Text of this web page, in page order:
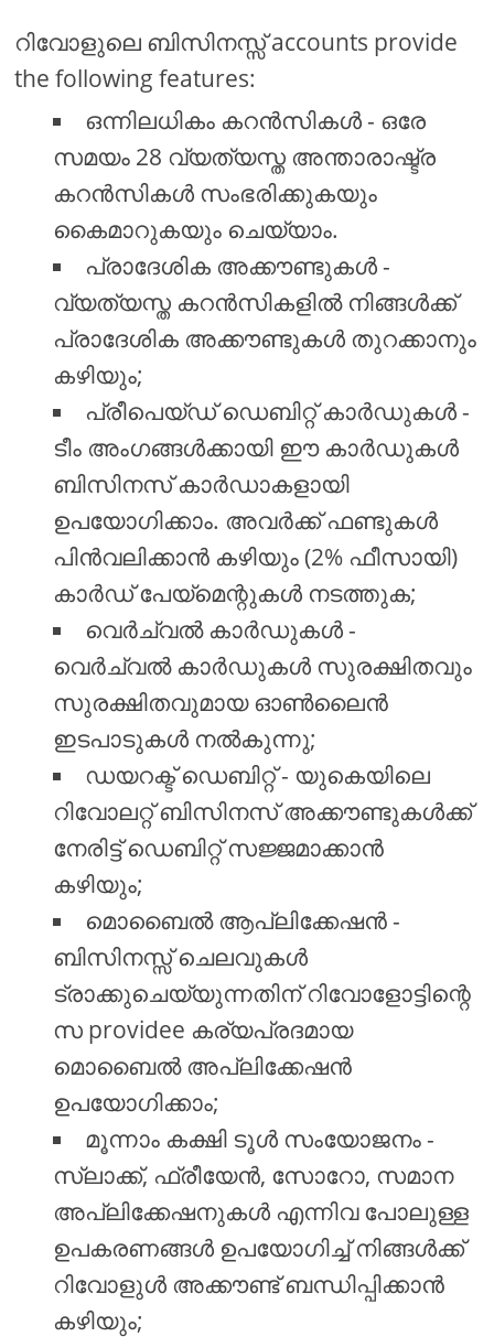
റിവോളുലെ ബിസിനസ്സ് accounts provide
the following features:
ഒന്നിലധികം കറൻസികൾ - ഒരേ
സമയം 28 വ്യത്യസ്ത അന്താരാഷ്ട്ര
കറൻസികൾ സംഭരിക്കുകയും
കൈമാറുകയും ചെയ്യാം.
പ്രാദേശിക അക്കൗണ്ടുകൾ -
വ്യത്യസ്ത കറൻസികളിൽ നിങ്ങൾക്ക്
പ്രാദേശിക അക്കൗണ്ടുകൾ തുറക്കാനും
കഴിയും;
പ്രീപെയ്ഡ് ഡെബിറ്റ് കാർഡുകൾ -
ടീം അംഗങ്ങൾക്കായി ഈ കാർഡുകൾ
ബിസിനസ് കാർഡാകളായി
ഉപയോഗിക്കാം. അവർക്ക് ഫണ്ടുകൾ
പിൻവലിക്കാൻ കഴിയും (2% ഫീസായി)
കാർഡ് പേയ്മെന്റുകൾ നടത്തുക;
വെർച്വൽ കാർഡുകൾ -
വെർച്വൽ കാർഡുകൾ സുരക്ഷിതവും
സുരക്ഷിതവുമായ ഓൺലൈൻ
ഇടപാടുകൾ നൽകുന്നു;
ഡയറക്ട് ഡെബിറ്റ് - യുകെയിലെ
റിവോലറ്റ് ബിസിനസ് അക്കൗണ്ടുകൾക്ക്
നേരിട്ട് ഡെബിറ്റ് സജ്ജമാക്കാൻ
കഴിയും;
മൊബൈൽ ആപ്ലിക്കേഷൻ -
ബിസിനസ്സ് ചെലവുകൾ
ട്രാക്കുചെയ്യുന്നതിന് റിവോളോട്ടിന്റെ
സ providee കര്യപ്രദമായ
മൊബൈൽ അപ്ലിക്കേഷൻ
ഉപയോഗിക്കാം;
മൂന്നാം കക്ഷി ടൂൾ സംയോജനം -
സ്ലാക്ക്, ഫ്രീയേൻ, സോറോ, സമാന
അപ്ലിക്കേഷനുകൾ എന്നിവ പോലുള്ള
ഉപകരണങ്ങൾ ഉപയോഗിച്ച് നിങ്ങൾക്ക്
റിവോളുൾ അക്കൗണ്ട് ബന്ധിപ്പിക്കാൻ
കഴിയും;